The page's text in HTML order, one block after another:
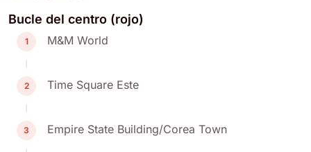
Bucle del centro (rojo)
1 M&M World
2 Time Square Este
3 Empire State Building/Corea Town